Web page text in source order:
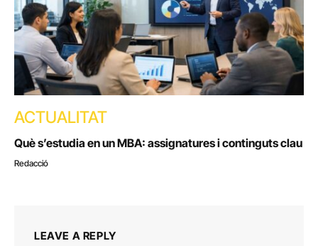
ACTUALITAT
Què s’estudia en un MBA: assignatures i continguts clau
Redacció
LEAVE A REPLY